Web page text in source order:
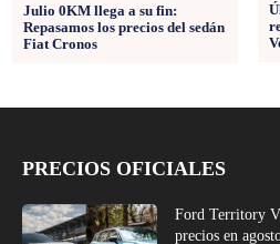
Julio 0KM llega a su fin:
Repasamos los precios del sedán
Fiat Cronos
PRECIOS OFICIALES
Ford Territory
precios en